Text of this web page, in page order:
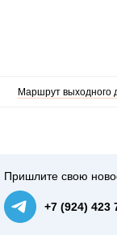
Маршрут выходного
Пришлите свою
+7 (924) 423